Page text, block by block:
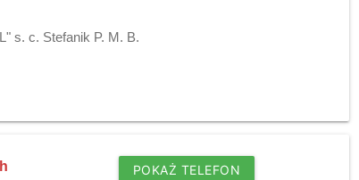
s. c. Stefanik P. M. B.
POKAŻ TELEFON